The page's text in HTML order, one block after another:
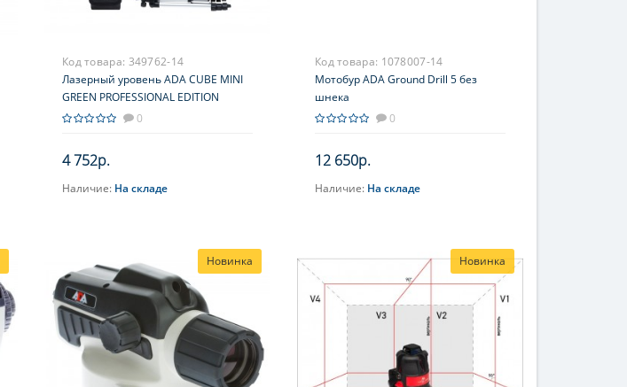
Код товара: 349762-14
Лазерный уровень ADA CUBE MINI
GREEN PROFESSIONAL EDITION
0
4 752р.
В корзину
Наличие: На складе
Код товара: 1078007-14
Мотобур ADA Ground Drill 5 без
шнека
0
12 650р.
В корзину
Наличие: На складе
Новинка Новинка